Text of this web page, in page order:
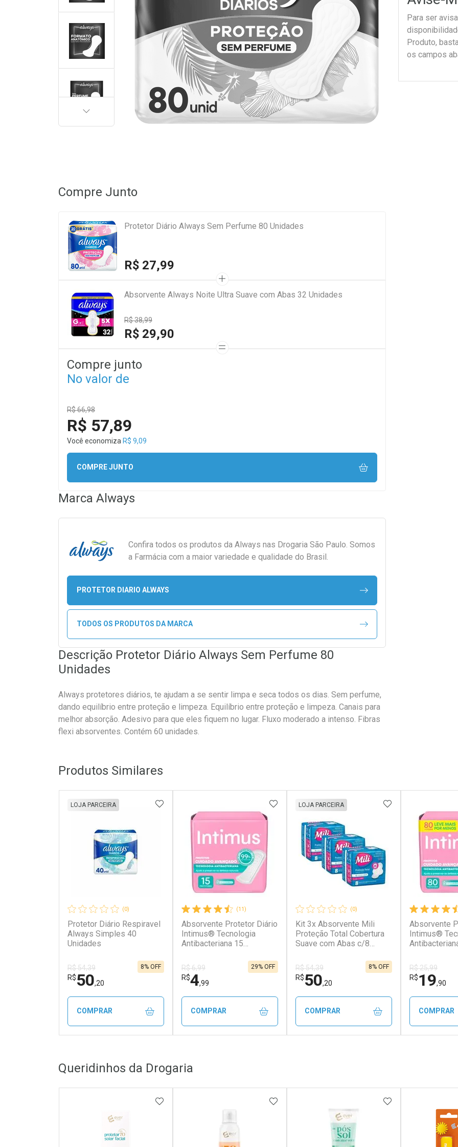
Para ser
Produto,
os campos
PRÓXIMA
Compre Junto
Protetor Diário Always Sem Perfume 80 Unidades
R$ 27,99
Absorvente Always Noite Ultra Suave com Abas 32 Unidades
R$ 38,99
R$ 29,90
Compre junto
No valor de
R$ 66,98
R$ 57,89
Você economiza R$ 9,09
COMPRE JUNTO
Marca Always
Confira todos os produtos da Always nas Drogaria São Paulo. Somos
a Farmácia com a maior variedade e qualidade do Brasil.
PROTETOR DIARIO ALWAYS
TODOS OS PRODUTOS DA MARCA
Descrição Protetor Diário Always Sem Perfume 80
Unidades
Always protetores diários, te ajudam a se sentir limpa e seca todos os dias. Sem perfume,
dando equilíbrio entre proteção e limpeza. Equilíbrio entre proteção e limpeza. Canais para
melhor absorção. Adesivo para que eles fiquem no lugar. Fluxo moderado a intenso. Fibras
flexi absorventes. Contém 60 unidades.
Produtos Similares
(0)
Protetor Diário Respiravel
Always Simples 40
Unidades
LOJA PARCEIRA
R$ 54,39
R$50,20
8% OFF
ADICIONAR AOS FAVORITOS
COMPRAR
Laboratório
Por Menos
(11)
Absorvente Protetor Diário
Intimus® Tecnologia
Antibacteriana 15
R$ 6,99
R$4,99
29% OFF
ADICIONAR AOS FAVORITOS
COMPRAR
Laboratório
Por Menos
(0)
Kit 3x Absorvente Mili
Proteção Total Cobertura
Suave com Abas c/8
LOJA PARCEIRA
R$ 54,39
R$50,20
8% OFF
ADICIONAR AOS
COMPRAR
Absorvente
Intimus®
R$ 25,99
R$19,90
COMPRAR
Queridinhos da Drogaria
ADICIONAR AOS FAVORITOSADICIONAR AOS FAVORITOSADICIONAR AOS